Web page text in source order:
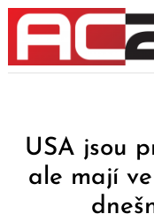
Skip
content
USA jsou
ale mají